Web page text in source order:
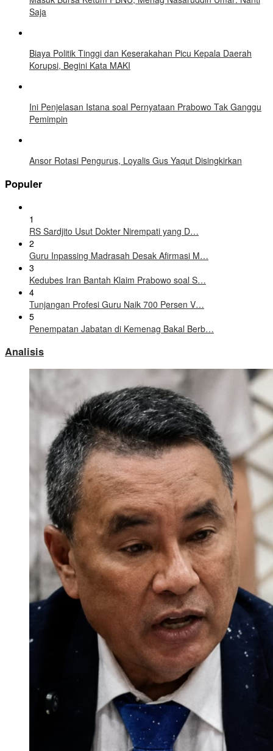
Saja
Biaya Politik Tinggi dan Keserakahan Picu Kepala Daerah
Korupsi, Begini Kata MAKI
Ini Penjelasan Istana soal Pernyataan Prabowo Tak Ganggu
Pemimpin
Ansor Rotasi Pengurus, Loyalis Gus Yaqut Disingkirkan
Populer
1
RS Sardjito Usut Dokter Nirempati yang D…
2
Guru Inpassing Madrasah Desak Afirmasi M…
3
Kedubes Iran Bantah Klaim Prabowo soal S…
4
Tunjangan Profesi Guru Naik 700 Persen V…
5
Penempatan Jabatan di Kemenag Bakal Berb…
Analisis